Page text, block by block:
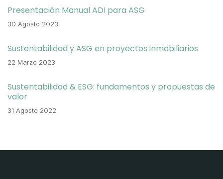
Presentación Manual ADI para ASG
30 Agosto 2023
Sustentabilidad y ASG en proyectos inmobiliarios
22 Marzo 2023
Sustentabilidad & ESG: fundamentos y propuestas de
valor
31 Agosto 2022